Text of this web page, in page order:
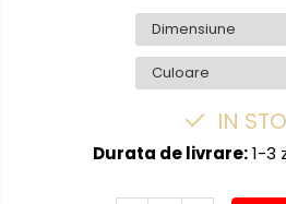
IN
Durata de livrare:1-3